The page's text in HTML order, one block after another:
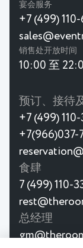
宴会服务
+7 (499)
销售处开放时间
10:00 至
预订、接待
+7 (499)
+7(966)037-
食肆
7 (499) 110-
总经理